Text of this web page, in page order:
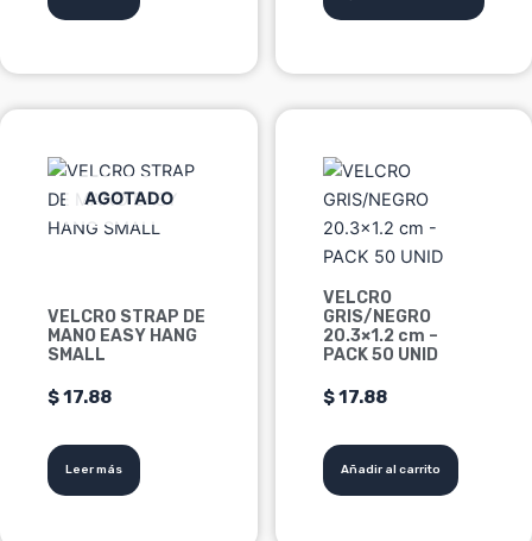
$ 3.58
en
página
AGOTADO
VELCRO STRAP DE
MANO EASY HANG
SMALL
$17.88
Leer más
VELCRO
GRIS/NEGRO
20.3×1.2 cm –
PACK 50 UNID
$17.88
Añadir al carrito